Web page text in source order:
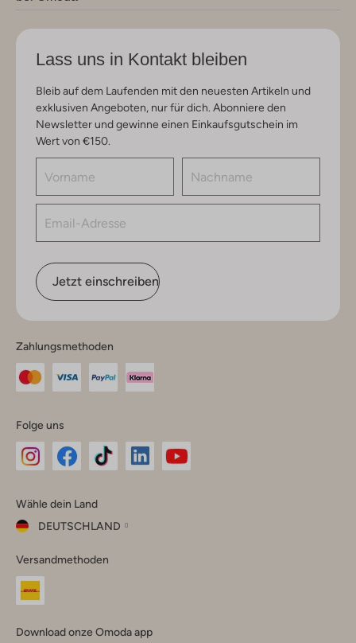
Lass uns in Kontakt bleiben
Bleib auf dem Laufenden mit den neuesten Artikeln und
exklusiven Angeboten, nur für dich. Abonniere den
Newsletter und gewinne einen Einkaufsgutschein im
Wert von €150.
Jetzt einschreiben
Zahlungsmethoden
Folge uns
Instagram
Facebook
TikTok
Wähle dein Land
DEUTSCHLAND
dein
Land
Versandmethoden
Download onze Omoda app